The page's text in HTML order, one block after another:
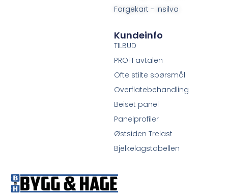
Fargekart - Insilva
Kundeinfo
TILBUD
PROFFavtalen
Ofte stilte spørsmål
Overflatebehandling
Beiset panel
Panelprofiler
Østsiden Trelast
Bjelkelagstabellen